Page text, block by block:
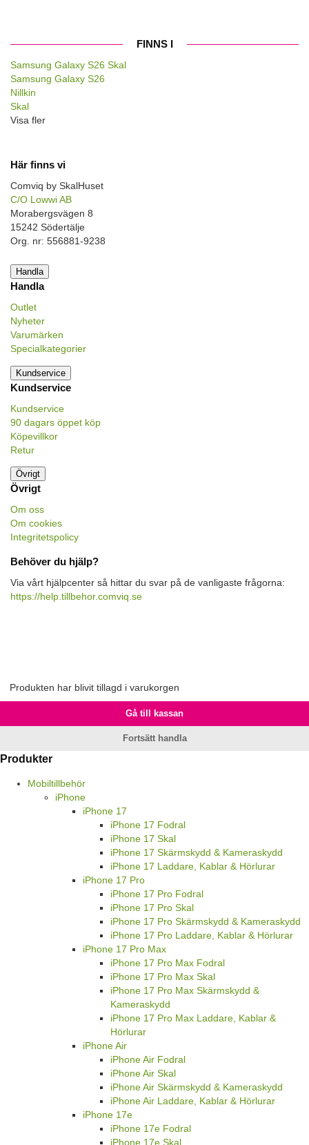
FINNS I
Samsung Galaxy S26 Skal
Samsung Galaxy S26
Nillkin
Skal
Visa fler
Här finns vi
Comviq by SkalHuset
C/O Lowwi AB
Morabergsvägen 8
15242 Södertälje
Org. nr: 556881-9238
Handla
Handla
Outlet
Nyheter
Varumärken
Specialkategorier
Kundservice
Kundservice
Kundservice
90 dagars öppet köp
Köpevillkor
Retur
Övrigt
Övrigt
Om oss
Om cookies
Integritetspolicy
Behöver du hjälp?
Via vårt hjälpcenter så hittar du svar på de vanligaste frågorna:
https://help.tillbehor.comviq.se
Produkten har blivit tillagd i varukorgen
Gå till kassan
Fortsätt handla
Produkter
Mobiltillbehör
iPhone
iPhone 17
iPhone 17 Fodral
iPhone 17 Skal
iPhone 17 Skärmskydd & Kameraskydd
iPhone 17 Laddare, Kablar & Hörlurar
iPhone 17 Pro
iPhone 17 Pro Fodral
iPhone 17 Pro Skal
iPhone 17 Pro Skärmskydd & Kameraskydd
iPhone 17 Pro Laddare, Kablar & Hörlurar
iPhone 17 Pro Max
iPhone 17 Pro Max Fodral
iPhone 17 Pro Max Skal
iPhone 17 Pro Max Skärmskydd &
Kameraskydd
iPhone 17 Pro Max Laddare, Kablar &
Hörlurar
iPhone Air
iPhone Air Fodral
iPhone Air Skal
iPhone Air Skärmskydd & Kameraskydd
iPhone Air Laddare, Kablar & Hörlurar
iPhone 17e
iPhone 17e Fodral
iPhone 17e Skal